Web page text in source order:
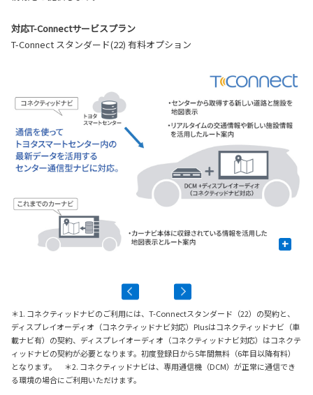
対応T-Connectサービスプラン
T-Connect スタンダード(22) 有料オプション
+
＊1. コネクティッドナビのご利用には、T-Connectスタンダード（22）の契約と、
ディスプレイオーディオ（コネクティッドナビ対応）Plusはコネクティッドナビ（車
載ナビ有）の契約、ディスプレイオーディオ（コネクティッドナビ対応）はコネクテ
ィッドナビの契約が必要となります。初度登録日から5年間無料（6年目以降有料）
となります。 ＊2. コネクティッドナビは、専用通信機（DCM）が正常に通信でき
る環境の場合にご利用いただけます。